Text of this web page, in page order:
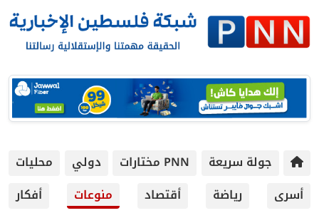
PNN مختارات دولي
محليات
رياضة
أقتصاد منوعات
أفكار